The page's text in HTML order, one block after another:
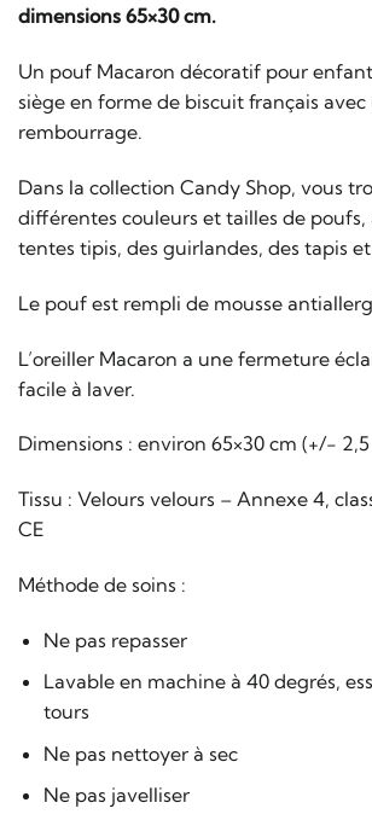
dimensions 65×30 cm.
Un pouf Macaron décoratif pour
siège en forme de biscuit français avec
rembourrage.
Dans la collection Candy Shop, vous
différentes couleurs et tailles de poufs,
tentes tipis, des guirlandes, des tapis
Le pouf est rempli de mousse
L’oreiller Macaron a une fermeture
facile à laver.
Dimensions : environ 65×30 cm (+/-
Tissu : Velours velours – Annexe 4,
CE
Méthode de soins :
Ne pas repasser
Lavable en machine à 40 degrés,
tours
Ne pas nettoyer à sec
Ne pas javelliser